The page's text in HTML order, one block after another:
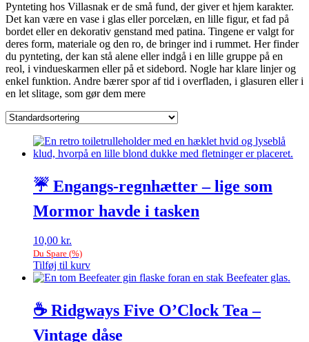
Pynteting hos Villasnak er de små fund, der giver et hjem karakter.
Det kan være en vase i glas eller porcelæn, en lille figur, et fad på
bordet eller en dekorativ genstand med patina. Tingene er valgt for
deres form, materiale og den ro, de bringer ind i rummet. Her finder
du pynteting, der kan stå alene eller indgå i en lille gruppe på en
reol, i vindueskarmen eller på et sidebord. Nogle har klare linjer og
enkel funktion. Andre bærer spor af tid i overfladen, i glasuren eller i
en let slitage, som gør dem mere
☔ Engangs-regnhætter – lige som
Mormor havde i tasken
10,00 kr.
Du Spare (%)
Tilføj til kurv
☕ Ridgways Five O’Clock Tea –
Vintage dåse